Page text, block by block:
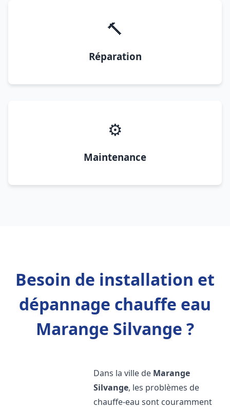
🔨
Réparation
⚙️
Maintenance
Besoin de installation et
dépannage chauffe eau
Marange Silvange ?
Dans la ville de Marange
Silvange, les problèmes de
chauffe-eau sont couramment